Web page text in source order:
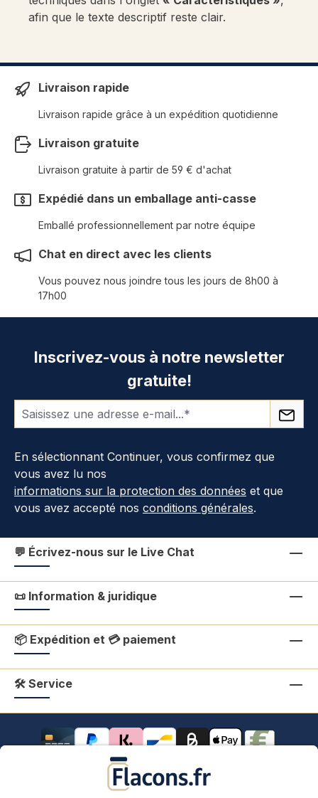
afin que le texte descriptif reste clair.
Livraison rapide
Livraison rapide grâce à un expédition quotidienne
Livraison gratuite
Livraison gratuite à partir de 59 € d'achat
Expédié dans un emballage anti-casse
Emballé professionnellement par notre équipe
Chat en direct avec les clients
Vous pouvez nous joindre tous les jours de 8h00 à
17h00
Inscrivez-vous à notre newsletter
gratuite!
En sélectionnant Continuer, vous confirmez que
vous avez lu nos
informations sur la protection des données et que
vous avez accepté nos conditions générales.
💬 Écrivez-nous sur le Live Chat
📜 Information & juridique
📦 Expédition et 💳 paiement
🛠 Service